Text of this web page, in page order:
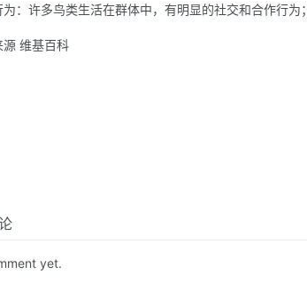
：许多鸟类生活在群体中，有明显的社交和合作行为；
源 维基百科
yet.